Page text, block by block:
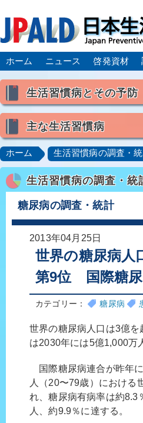
ホーム ニュース 啓発資材
生活習慣病とその予防
喫煙
食生活
主な生活習慣病
高血圧 脂質異常症（高
肥満症／メタボリックシンド
脂肪肝／NAFLD／NASH
ロコモティブシンドローム
ホーム 生活習慣病の調査・
生活習慣病の調査・統
糖尿病の調査・統計
2013年04月25日
世界の糖尿病人
第9位 国際糖
カテゴリー： 糖尿病
世界の糖尿病人口は3億
は2030年には5億1,000万
国際糖尿病連合が昨年
人（20〜79歳）における
れ、糖尿病有病率は約8.3
人、約9.9％に達する。